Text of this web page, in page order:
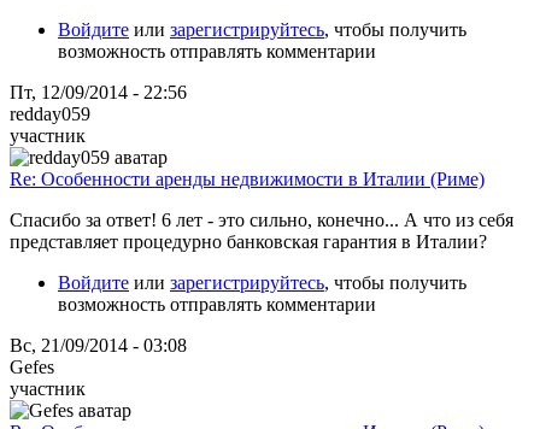
Войдите или зарегистрируйтесь, чтобы получить
возможность отправлять комментарии
Пт, 12/09/2014 - 22:56
redday059
участник
Re: Особенности аренды недвижимости в Италии (Риме)
Спасибо за ответ! 6 лет - это сильно, конечно... А что из себя
представляет процедурно банковская гарантия в Италии?
Войдите или зарегистрируйтесь, чтобы получить
возможность отправлять комментарии
Вс, 21/09/2014 - 03:08
Gefes
участник